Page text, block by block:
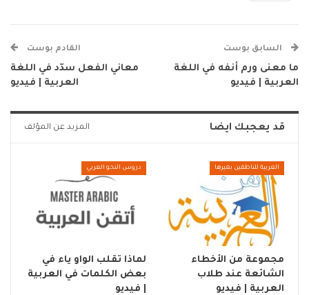
السابق بوست
ما معنى ورم أنفه في اللغة
العربية | فيديو
القادم بوست
معاني الفعل سدّد في اللغة
العربية | فيديو
قد يعجبك ايضا المزيد عن المؤلف
العربية للناطقين بغيرها
مجموعة من الأخطاء
الشائعة عند طلاب
العربية | فيديو
دروس النحو العربي
لماذا تقلب الواو ياء في
بعض الكلمات في العربية
| فيديو